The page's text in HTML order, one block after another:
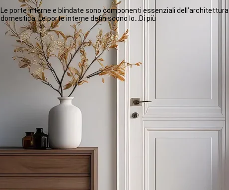
Le porte interne e blindate sono componenti essenziali dell’architettura
domestica. Le porte interne definiscono lo...Di più